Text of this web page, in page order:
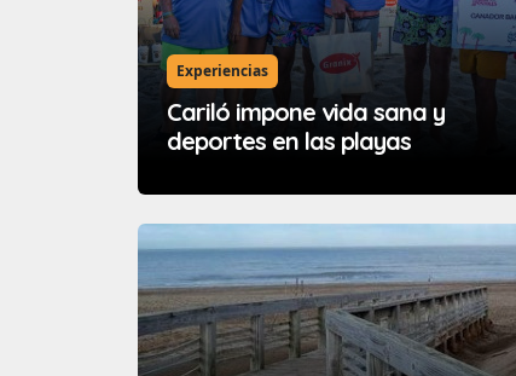
Experiencias
Cariló impone vida sana y
deportes en las playas